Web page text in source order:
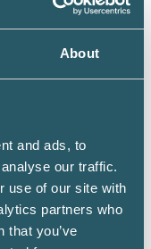
About
and ads, to
our traffic.
use of our site with
partners who
that you’ve
är
Du loggar in
som du har på